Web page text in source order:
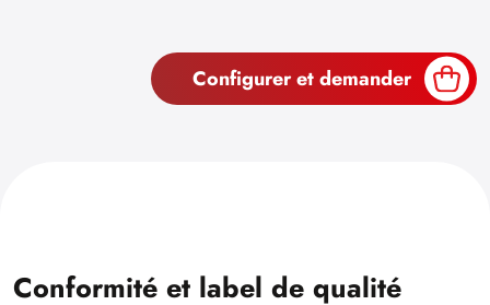
Configurer et demander
Conformité et label de qualité